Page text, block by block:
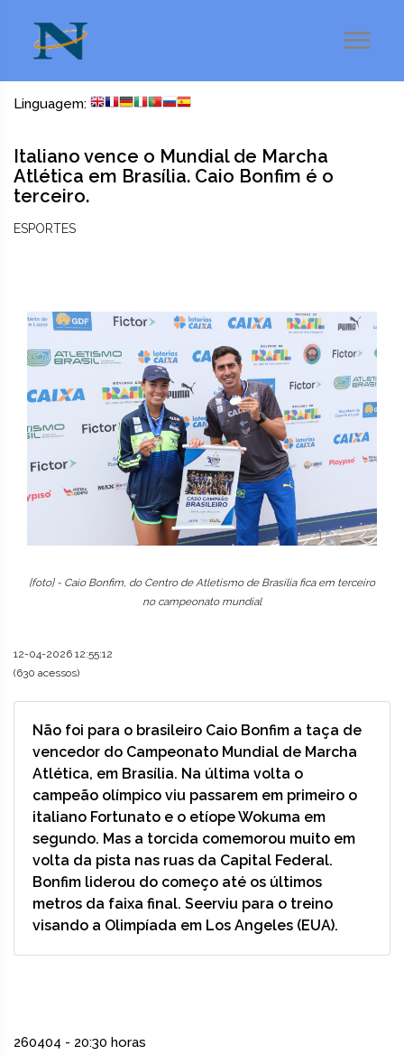
Linguagem:
Italiano vence o Mundial de Marcha
Atlética em Brasília. Caio Bonfim é o
terceiro.
ESPORTES
[foto] - Caio Bonfim, do Centro de Atletismo de Brasília fica em terceiro
no campeonato mundial
12-04-2026 12:55:12
(630 acessos)
Não foi para o brasileiro Caio Bonfim a taça de
vencedor do Campeonato Mundial de Marcha
Atlética, em Brasília. Na última volta o
campeão olímpico viu passarem em primeiro o
italiano Fortunato e o etíope Wokuma em
segundo. Mas a torcida comemorou muito em
volta da pista nas ruas da Capital Federal.
Bonfim liderou do começo até os últimos
metros da faixa final. Seerviu para o treino
visando a Olimpíada em Los Angeles (EUA).
260404 - 20:30 horas